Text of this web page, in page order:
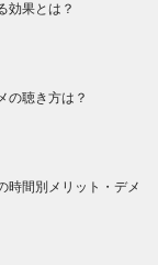
効果とは？
の聴き方は？
時間別メリット・デメ